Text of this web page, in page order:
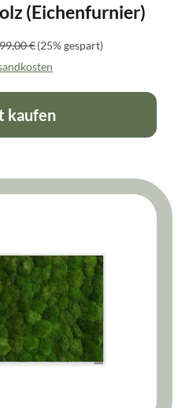
(Eichenfurnier)
Preis:
€ (25% gespart)
kaufen